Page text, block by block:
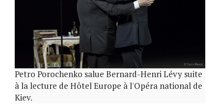
Petro Porochenko salue Bernard-Henri Lévy suite
à la lecture de Hôtel Europe à l'Opéra national de
Kiev.